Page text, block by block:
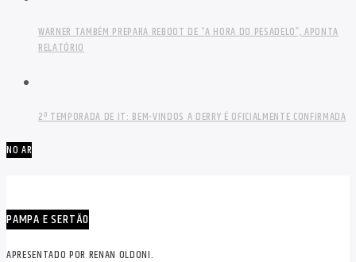
WARNER TAMBÉM PREPARA REBOOT DE “A HORA DO PESADELO”, APONTA
RELATÓRIO
2ª TEMPORADA DE IT: BEM-VINDOS A DERRY É OFICIALMENTE CONFIRMADA
NO AR
PAMPA E SERTÃO
APRESENTADO POR RENAN OLDONI.